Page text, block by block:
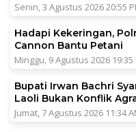
Senin, 3 Agustus 2026 20:55
Hadapi Kekeringan,
Cannon Bantu Petani
Minggu, 9 Agustus 2026 19:35
Bupati Irwan Bachri
Laoli Bukan Konflik
Jumat, 7 Agustus 2026 11:34